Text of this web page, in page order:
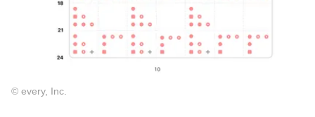
© every, Inc.